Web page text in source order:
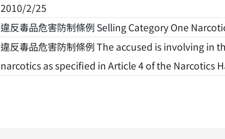
2010/2/25
違反毒品危害防制條例 Selling Category One
違反毒品危害防制條例 The accused is involving in
narcotics as specified in Article 4 of the Narcotics